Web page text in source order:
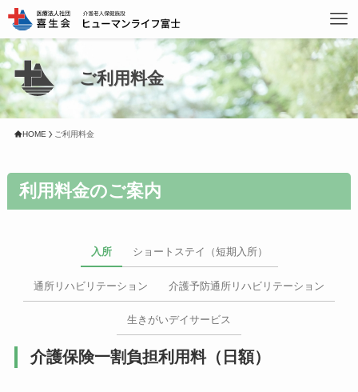
ご利用料金
HOME ご利用料金
利用料金のご案内
入所 ショートステイ（短期入所）
通所リハビリテーション 介護予防通所リハビリテーション
生きがいデイサービス
介護保険一割負担利用料（日額）